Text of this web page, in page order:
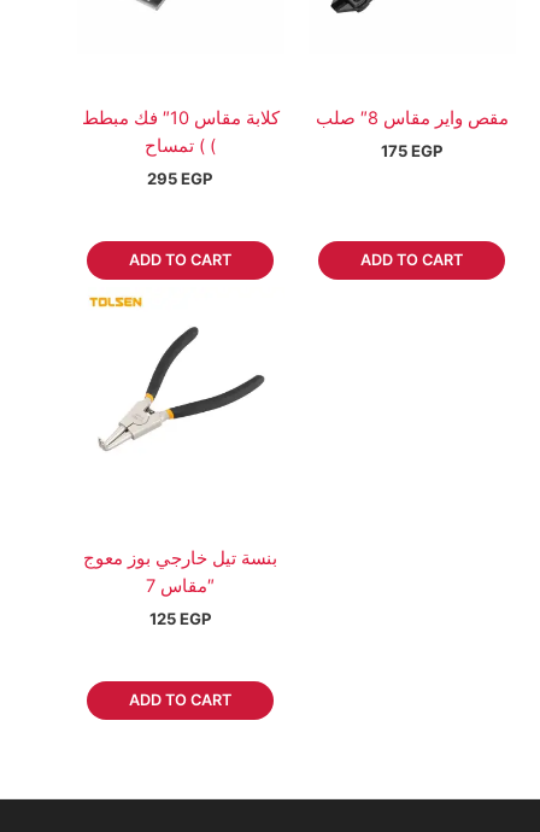
كلابة مقاس 10″ فك مبطط
) تمساح (
295EGP
ADD TO CART
مقص واير مقاس 8″ صلب
175EGP
ADD TO CART
بنسة تيل خارجي بوز معوج
مقاس 7″
125EGP
ADD TO CART